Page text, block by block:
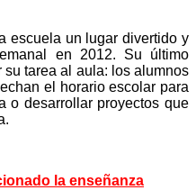
escuela un lugar divertido y
en 2012. Su último
tarea al aula: los alumnos
el horario escolar para
o desarrollar proyectos que
la enseñanza